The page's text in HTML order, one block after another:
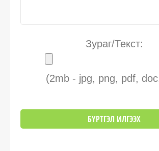
Зураг/Текст:
(2mb - jpg, png, pdf,